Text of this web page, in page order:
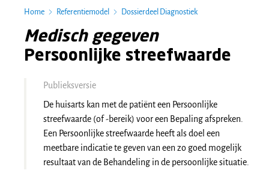
Home Referentiemodel Dossierdeel Diagnostiek
Medisch gegeven
Persoonlijke streefwaarde
Publieksversie
De huisarts kan met de patiënt een Persoonlijke
streefwaarde (of -bereik) voor een Bepaling afspreken.
Een Persoonlijke streefwaarde heeft als doel een
meetbare indicatie te geven van een zo goed mogelijk
resultaat van de Behandeling in de persoonlijke situatie.